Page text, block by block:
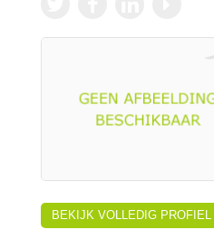
BEKIJK VOLLEDIG PROFIEL